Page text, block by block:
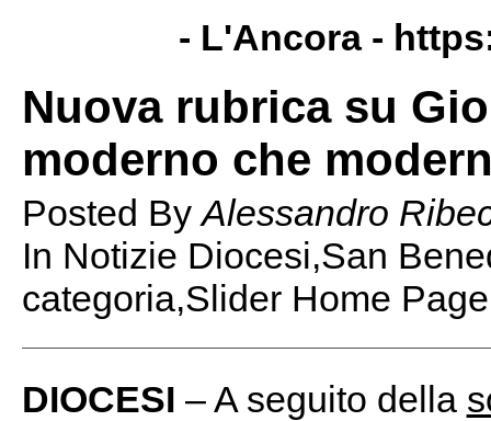
- L'Ancora -
Nuova rubrica su
moderno che
Posted ByAlessandro
In Notizie Diocesi,San
categoria,Slider Home
DIOCESI – A seguito della